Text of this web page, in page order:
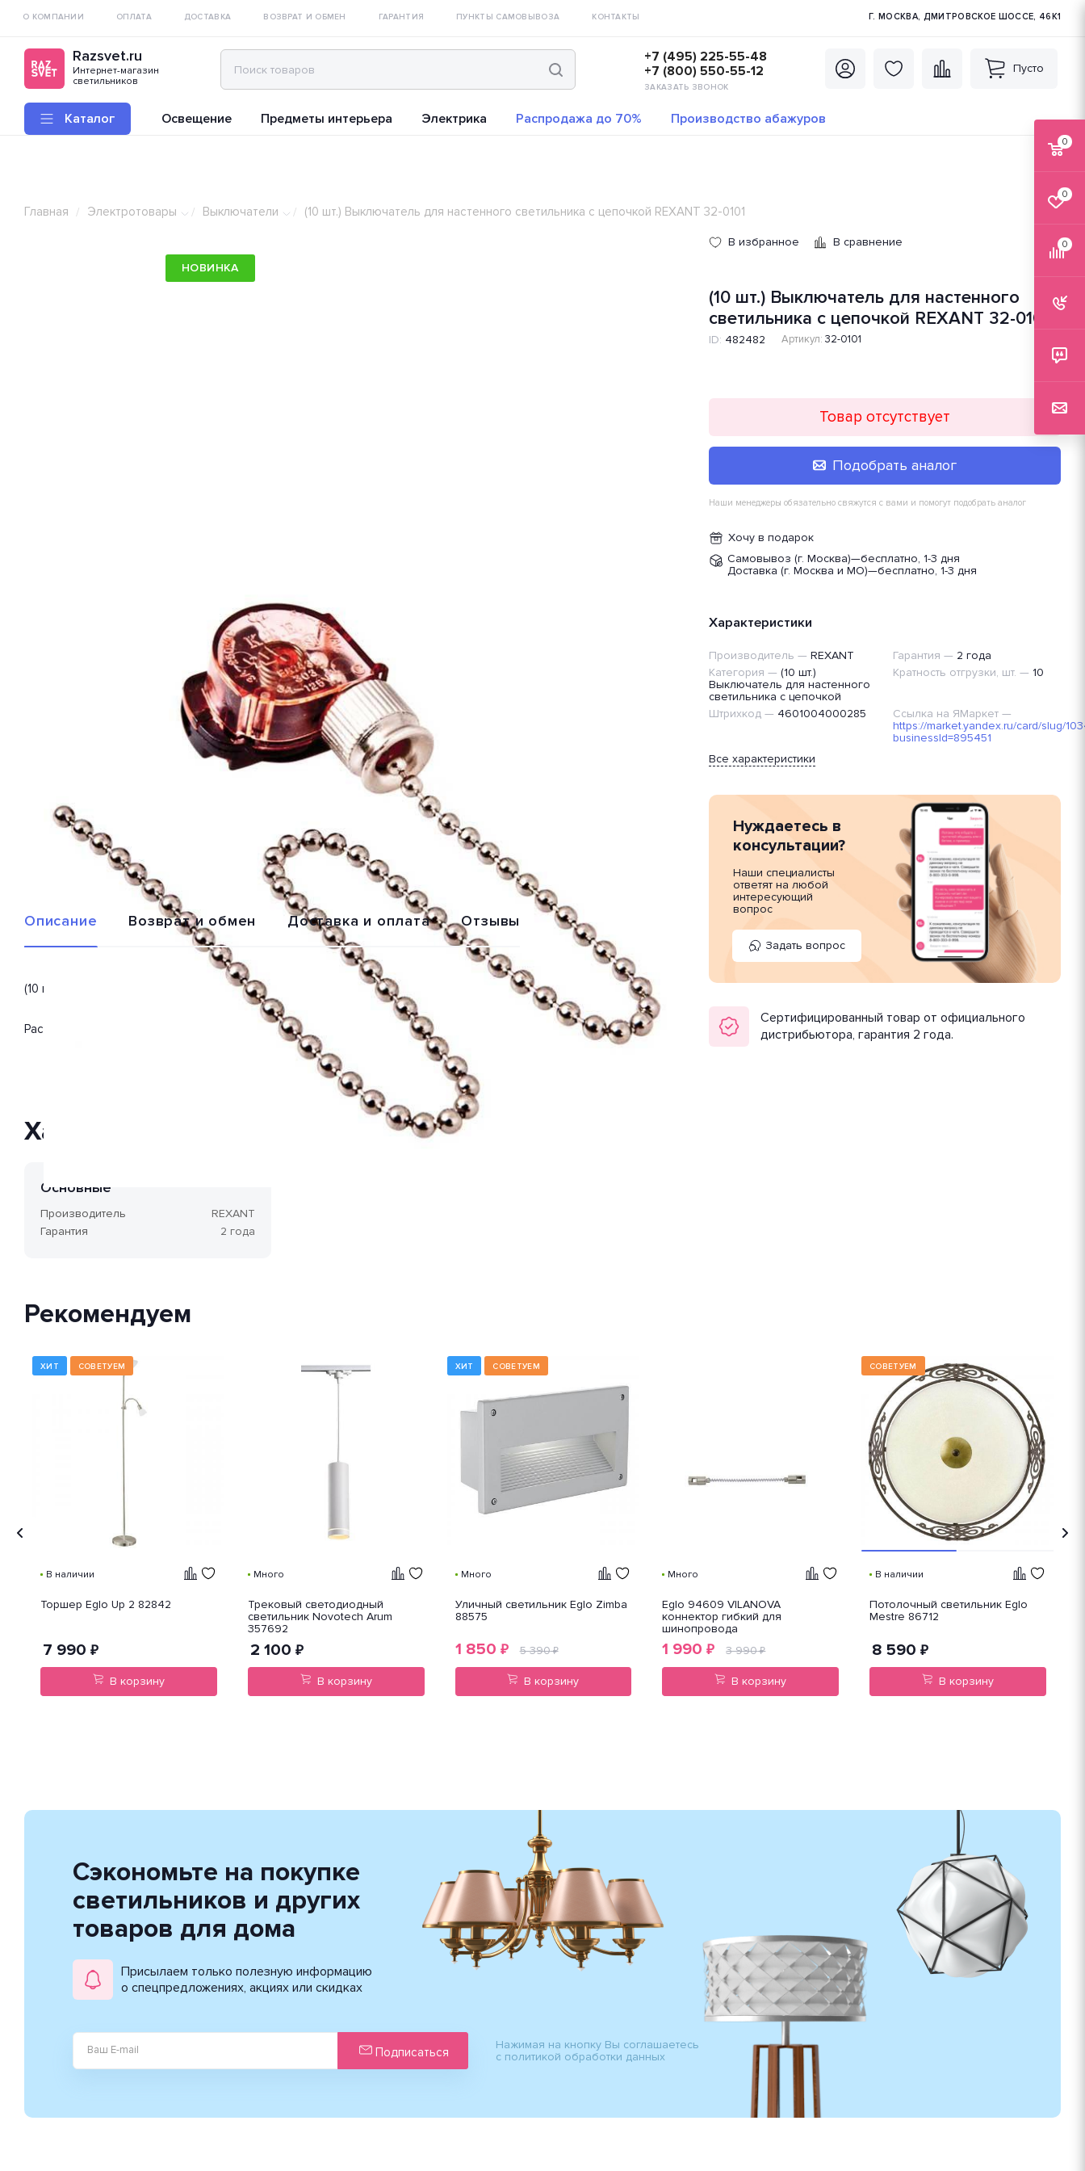
О КОМПАНИИ ОПЛАТА ДОСТАВКА ВОЗВРАТ И ОБМЕН ГАРАНТИЯ ПУНКТЫ САМОВЫВОЗА КОНТАКТЫ Г. МОСКВА, ДМИТРОВСКОЕ ШОССЕ, 46К1
Razsvet.ru
Интернет-магазин
светильников
+7 (495) 225-55-48
+7 (800) 550-55-12
ЗАКАЗАТЬ ЗВОНОК
Пусто
Каталог Освещение Предметы интерьера Электрика Распродажа до 70% Производство абажуров
Главная / Электротовары / Выключатели / (10 шт.) Выключатель для настенного светильника с цепочкой REXANT 32-0101
НОВИНКА
Описание Возврат и обмен Доставка и оплата Отзывы
(10 шт.) Выключатель для настенного светильника с цепочкой 32-0101 от производителя REXANT
Расширенная гарантия на товар 2 года.
В избранное В сравнение
(10 шт.) Выключатель для настенного
светильника с цепочкой REXANT 32-0101
ID: 482482 Артикул: 32-0101
Товар отсутствует
Подобрать аналог
Наши менеджеры обязательно свяжутся с вами и помогут подобрать аналог
Хочу в подарок
Самовывоз (г. Москва)—бесплатно, 1-3 дня
Доставка (г. Москва и МО)—бесплатно, 1-3 дня
Характеристики
Производитель — REXANT Гарантия — 2 года
Категория — (10 шт.)
Выключатель для настенного
светильника с цепочкой
Кратность отгрузки, шт. — 10
Штрихкод — 4601004000285 Ссылка на ЯМаркет —
https://market.yandex.ru/card/slug/
businessId=895451
Все характеристики
Нуждаетесь в
консультации?
Наши специалисты
ответят на любой
интересующий
вопрос
Задать вопрос
Сертифицированный товар от официального
дистрибьютора, гарантия 2 года.
Характеристики
Основные
Производитель
REXANT
Гарантия
2 года
Рекомендуем
ХИТ СОВЕТУЕМ
В наличии
Торшер Eglo Up 2 82842
7 990 ₽
В корзину
Много
Трековый светодиодный
светильник Novotech Arum
357692
2 100 ₽
В корзину
ХИТ СОВЕТУЕМ
Много
Уличный светильник Eglo Zimba
88575
1 850 ₽ 5 390₽
В корзину
Много
Eglo 94609 VILANOVA
коннектор гибкий для
шинопровода
1 990 ₽ 3 990₽
В корзину
СОВЕТУЕМ
В наличии
Потолочный светильник Eglo
Mestre 86712
8 590 ₽
В корзину
Сэкономьте на покупке
светильников и других
товаров для дома
Присылаем только полезную информацию
о спецпредложениях, акциях или скидках
Подписаться
Нажимая на кнопку Вы соглашаетесь
с политикой обработки данных
0
0
0